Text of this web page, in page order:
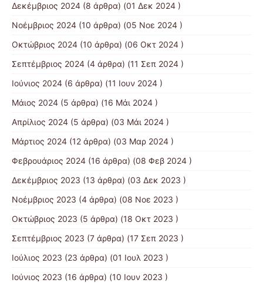
Δεκέμβριος 2024 (8 άρθρα) (01 Δεκ 2024 )
Νοέμβριος 2024 (10 άρθρα) (05 Νοε 2024 )
Οκτώβριος 2024 (10 άρθρα) (06 Οκτ 2024 )
Σεπτέμβριος 2024 (4 άρθρα) (11 Σεπ 2024 )
Ιούνιος 2024 (6 άρθρα) (11 Ιουν 2024 )
Μάιος 2024 (5 άρθρα) (16 Μάι 2024 )
Απρίλιος 2024 (5 άρθρα) (03 Μάι 2024 )
Μάρτιος 2024 (12 άρθρα) (03 Μαρ 2024 )
Φεβρουάριος 2024 (16 άρθρα) (08 Φεβ 2024 )
Δεκέμβριος 2023 (13 άρθρα) (03 Δεκ 2023 )
Νοέμβριος 2023 (4 άρθρα) (08 Νοε 2023 )
Οκτώβριος 2023 (5 άρθρα) (18 Οκτ 2023 )
Σεπτέμβριος 2023 (7 άρθρα) (17 Σεπ 2023 )
Ιούλιος 2023 (23 άρθρα) (01 Ιουλ 2023 )
Ιούνιος 2023 (16 άρθρα) (10 Ιουν 2023 )